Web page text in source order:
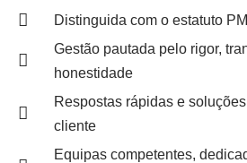
Distinguida com o estatuto
Gestão pautada pelo rigor,
honestidade
Respostas rápidas e
cliente
Equipas competentes,